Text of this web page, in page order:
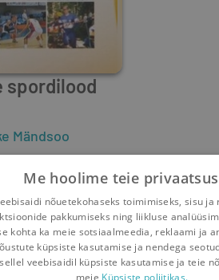
spordilood
Mändsoo
Me hoolime teie
nõuetekohaseks toimimiseks, sisu
pakkumiseks ning liikluse
kohta ka meie sotsiaalmeedia, reklaami ja
küpsiste kasutamise ja nendega
veebisaidil küpsiste kasutamise ja teie
meie Küpsiste poliitikas.